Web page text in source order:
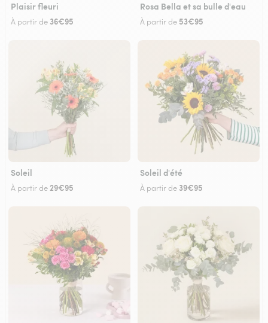
Plaisir fleuri
À partir de 36€95
Rosa Bella et sa bulle d'eau
À partir de 53€95
Soleil
À partir de29€95
Soleil d'été
À partir de 39€95